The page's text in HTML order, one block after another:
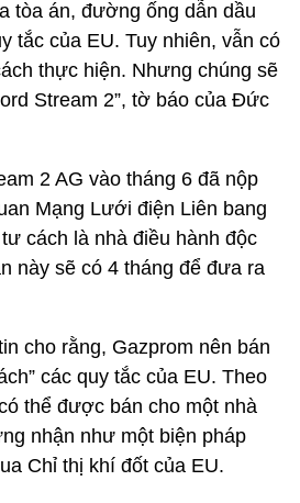
tòa án, đường ống dẫn dầu
tắc của EU. Tuy nhiên, vẫn có
thực hiện. Nhưng chúng sẽ
Stream 2”, tờ báo của Đức
2 AG vào tháng 6 đã nộp
Mạng Lưới điện Liên bang
cách là nhà điều hành độc
này sẽ có 4 tháng để đưa ra
cho rằng, Gazprom nên bán
các quy tắc của EU. Theo
thể được bán cho một nhà
nhận như một biện pháp
Chỉ thị khí đốt của EU.